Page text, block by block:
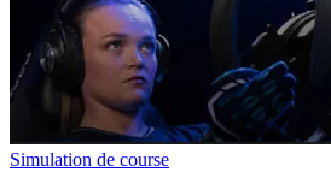
Simulation de course